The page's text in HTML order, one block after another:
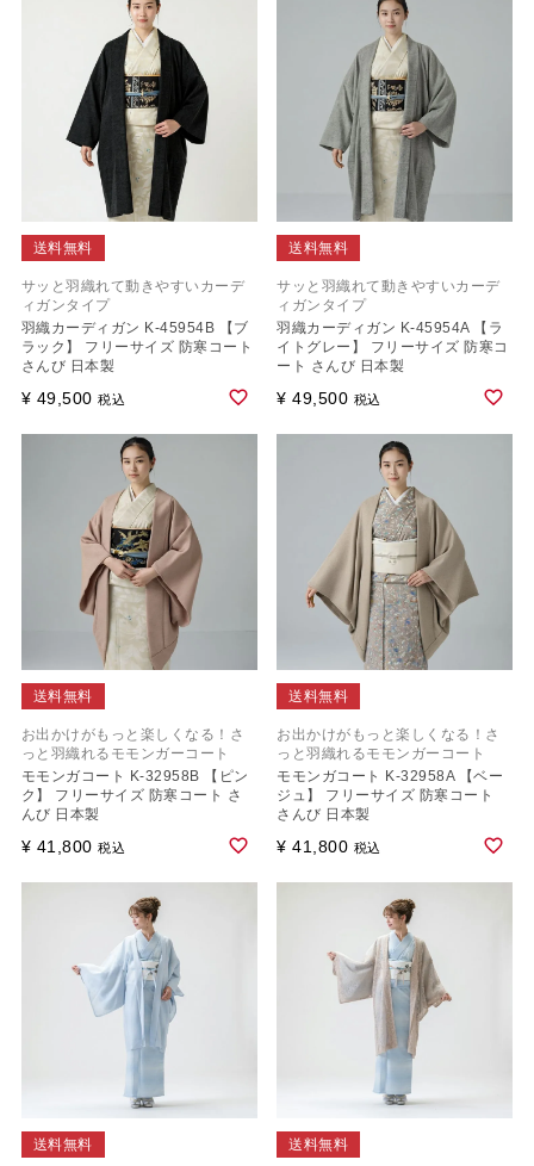
送料無料
サッと羽織れて動きやすいカーデ
ィガンタイプ
羽織カーディガン K-45954B 【ブ
ラック】 フリーサイズ 防寒コート
さんび 日本製
¥ 49,500 税込
送料無料
サッと羽織れて動きやすいカーデ
ィガンタイプ
羽織カーディガン K-45954A 【ラ
イトグレー】 フリーサイズ 防寒コ
ート さんび 日本製
¥ 49,500 税込
送料無料
お出かけがもっと楽しくなる！さ
っと羽織れるモモンガーコート
モモンガコート K-32958B 【ピン
ク】 フリーサイズ 防寒コート さ
んび 日本製
¥ 41,800 税込
送料無料
お出かけがもっと楽しくなる！さ
っと羽織れるモモンガーコート
モモンガコート K-32958A 【ベー
ジュ】 フリーサイズ 防寒コート
さんび 日本製
¥ 41,800 税込
送料無料 送料無料